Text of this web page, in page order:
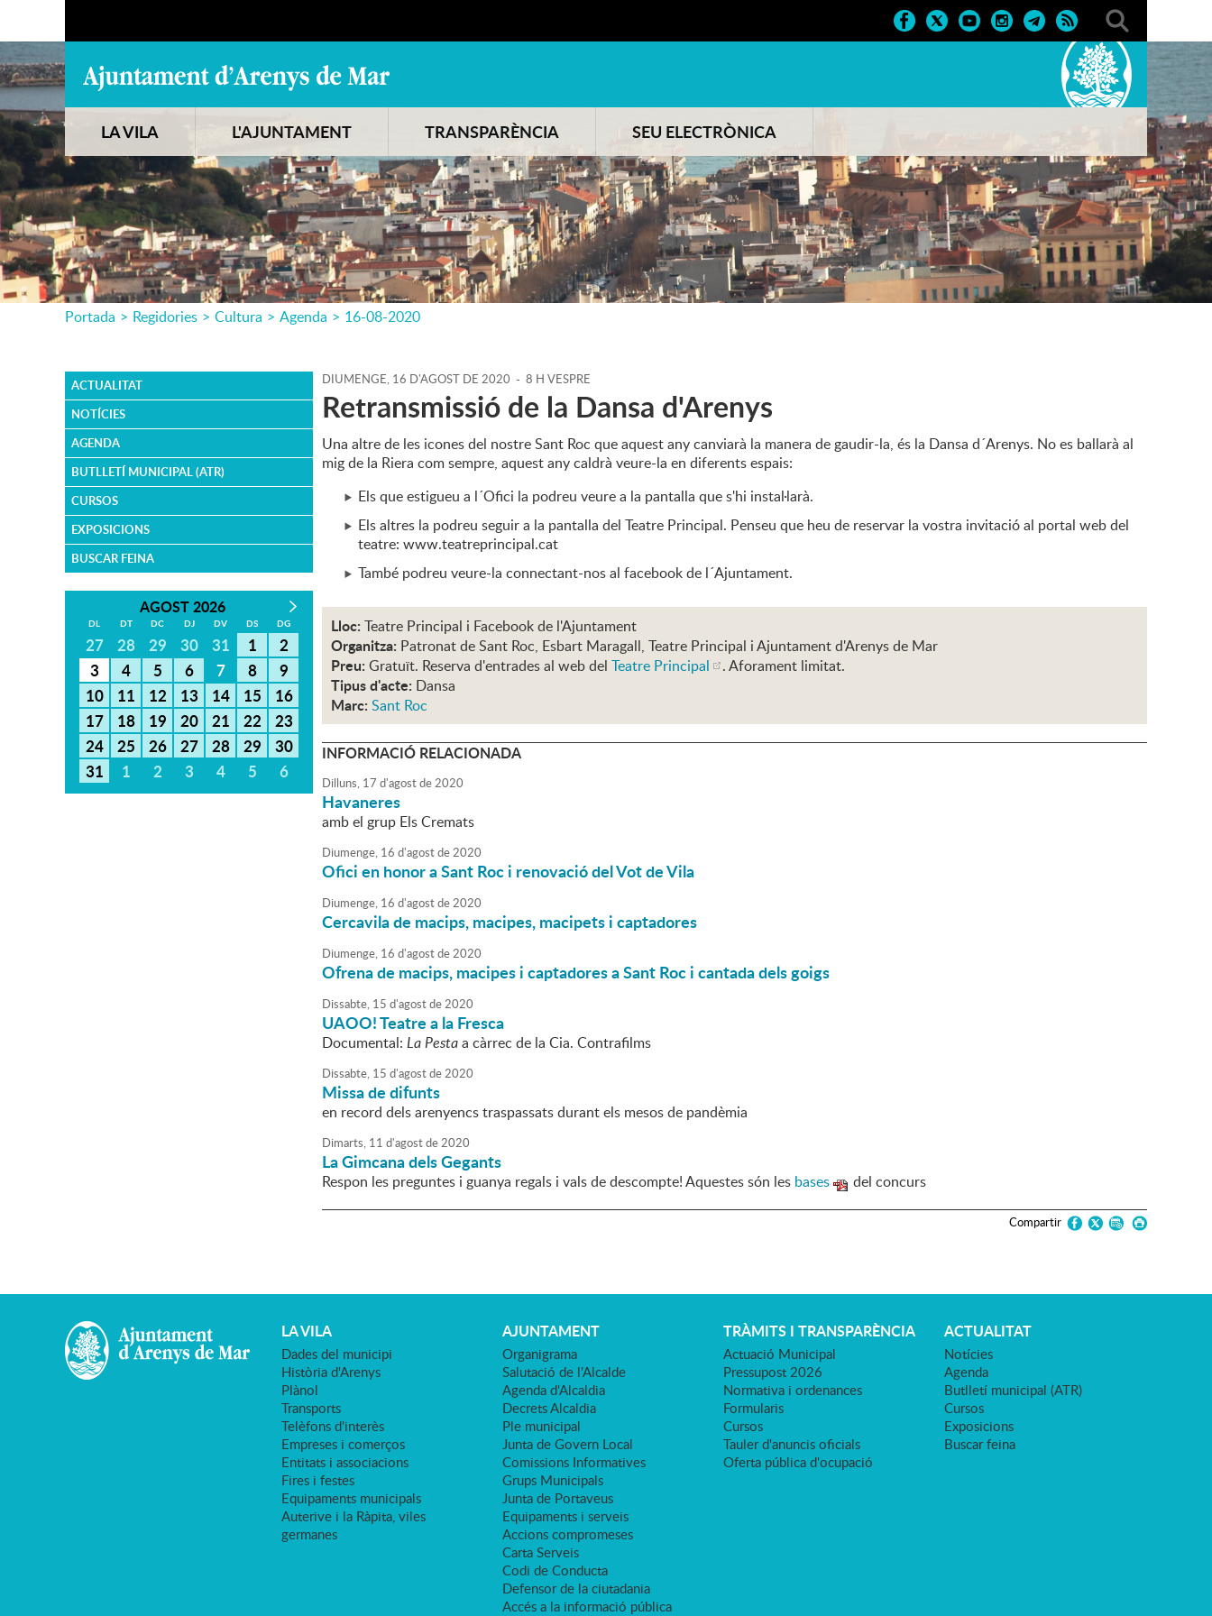
LA VILA L'AJUNTAMENT TRANSPARÈNCIA SEU ELECTRÒNICA
Portada > Regidories > Cultura > Agenda > 16-08-2020
ACTUALITAT
NOTÍCIES
AGENDA
BUTLLETÍ MUNICIPAL (ATR)
CURSOS
EXPOSICIONS
BUSCAR FEINA
AGOST 2026
DL DT DC DJ DV DS DG
27 28 29 30 31 1
2
3
4 5 6 7 8
9
10
11 12 13 14 15
16
17
18 19 20 21 22
23
24
25 26 27 28 29
30
31
1 2 3 4 5 6
DIUMENGE, 16 D'AGOST DE 2020 - 8 H VESPRE
Retransmissió de la Dansa d'Arenys
Una altre de les icones del nostre Sant Roc que aquest any canviarà la manera de gaudir-la, és la Dansa d´Arenys. No es ballarà al
mig de la Riera com sempre, aquest any caldrà veure-la en diferents espais:
Els que estigueu a l´Ofici la podreu veure a la pantalla que s'hi instal·larà.
Els altres la podreu seguir a la pantalla del Teatre Principal. Penseu que heu de reservar la vostra invitació al portal web del
teatre: www.teatreprincipal.cat
També podreu veure-la connectant-nos al facebook de l´Ajuntament.
Lloc: Teatre Principal i Facebook de l'Ajuntament
Organitza: Patronat de Sant Roc, Esbart Maragall, Teatre Principal i Ajuntament d'Arenys de Mar
Preu: Gratuït. Reserva d'entrades al web del Teatre Principal . Aforament limitat.
Tipus d'acte: Dansa
Marc: Sant Roc
INFORMACIÓ RELACIONADA
Dilluns, 17 d'agostde 2020
Havaneres
amb el grup Els Cremats
Diumenge, 16 d'agostde 2020
Ofici en honor a Sant Roc i renovació del Vot de Vila
Diumenge, 16 d'agostde 2020
Cercavila de macips, macipes, macipets i captadores
Diumenge, 16 d'agostde 2020
Ofrena de macips, macipes i captadores a Sant Roc i cantada dels goigs
Dissabte, 15 d'agostde 2020
UAOO! Teatre a la Fresca
Documental: La Pestaa càrrec de la Cia. Contrafilms
Dissabte, 15 d'agostde 2020
Missa de difunts
en record dels arenyencs traspassats durant els mesos de pandèmia
Dimarts, 11 d'agostde 2020
La Gimcana dels Gegants
Respon les preguntes i guanya regals i vals de descompte! Aquestes són les bases del concurs
Compartir
LA VILA
Dades del municipi
Història d'Arenys
Plànol
Transports
Telèfons d'interès
Empreses i comerços
Entitats i associacions
Fires i festes
Equipaments municipals
Auterive i la Ràpita, viles
germanes
AJUNTAMENT
Organigrama
Salutació de l'Alcalde
Agenda d'Alcaldia
Decrets Alcaldia
Ple municipal
Junta de Govern Local
Comissions Informatives
Grups Municipals
Junta de Portaveus
Equipaments i serveis
Accions compromeses
Carta Serveis
Codi de Conducta
Defensor de la ciutadania
Accés a la informació pública
TRÀMITS I TRANSPARÈNCIA
Actuació Municipal
Pressupost 2026
Normativa i ordenances
Formularis
Cursos
Tauler d'anuncis oficials
Oferta pública d'ocupació
ACTUALITAT
Notícies
Agenda
Butlletí municipal (ATR)
Cursos
Exposicions
Buscar feina